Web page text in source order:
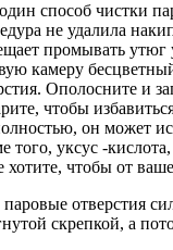
способ чистки
не удалила
промывать утюг
камеру
Ополосните и
чтобы
он может
того, уксус -
хотите, чтобы от
отверстия
скрепкой, а